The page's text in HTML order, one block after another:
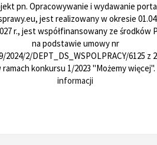
pn. Opracowywanie i wydawanie
jest realizowany w okresie
r., jest współfinansowany ze środków
na podstawie umowy nr
2024/2/DEPT_DS_WSPOLPRACY/6125 z
ramach konkursu 1/2023 "Możemy więcej".
informacji